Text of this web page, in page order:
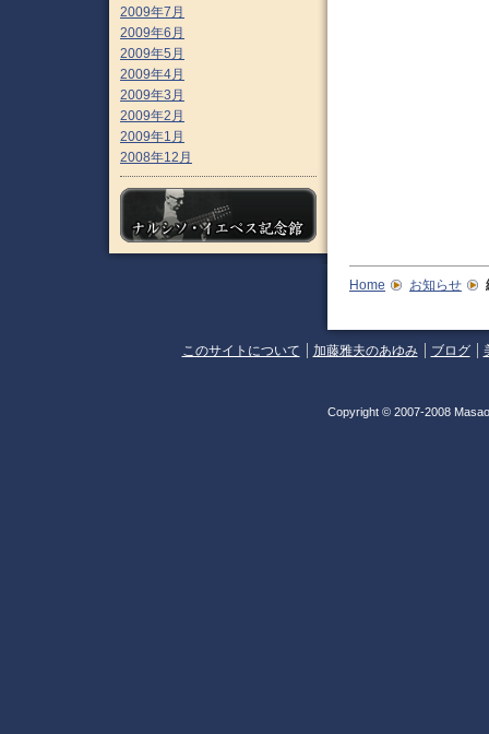
2009年7月
2009年6月
2009年5月
2009年4月
2009年3月
2009年2月
2009年1月
2008年12月
Home お知らせ
このサイトについて 加藤雅夫のあゆみ ブログ
Copyright © 2007-2008